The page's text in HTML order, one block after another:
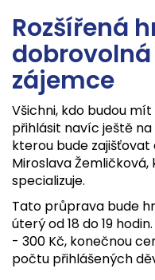
Rozšířená
zájemce
Všichni, kdo budou
přihlásit navíc ještě
kterou bude
Miroslava
specializuje.
Tato průprava bude
úterý od 18 do 19
- 300 Kč, konečnou
počtu přihlášených